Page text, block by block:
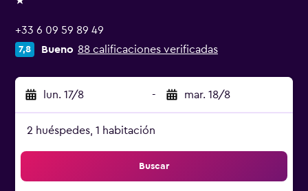
1 estrella
+33 6 09 59 89 49
7,8 Bueno 88 calificaciones verificadas
lun. 17/8 - mar. 18/8
2 huéspedes, 1 habitación
Buscar